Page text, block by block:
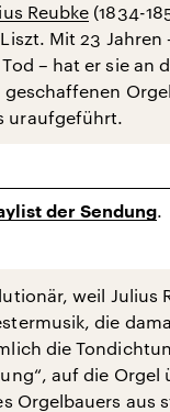
Reubke (1834-
Mit 23 Jahren
– hat er sie an
uraufgeführt.
der Sendung.
weil Julius
die
die
auf die Orgel
Orgelbauers aus